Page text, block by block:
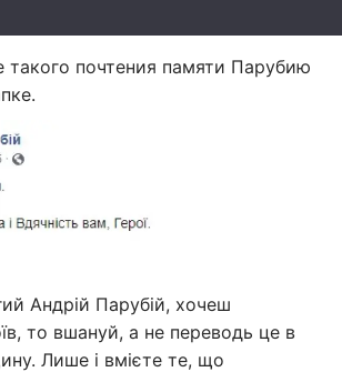
почтения памяти Парубию
Андрій Парубій, хочеш
то вшануй, а не переводь це в
Лише і вмієте те, що